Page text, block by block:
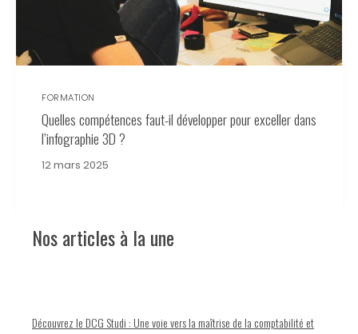
FORMATION
Quelles compétences faut-il développer pour exceller dans
l’infographie 3D ?
12 mars 2025
Nos articles à la une
Découvrez le DCG Studi : Une voie vers la maîtrise de la comptabilité et